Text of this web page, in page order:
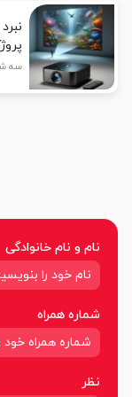
سه شنبه ۳۰
نام و نام خانوادگی
شماره همراه
نظر